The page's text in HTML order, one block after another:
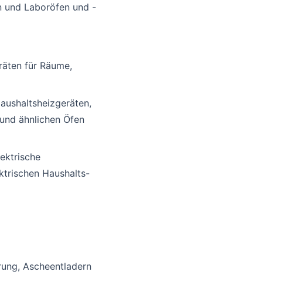
und Laboröfen und -
für Räume,
ähnlichen Öfen
Haushalts-
Ascheentladern